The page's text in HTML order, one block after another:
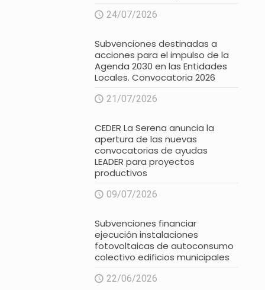
24/07/2026
Subvenciones destinadas a
acciones para el impulso de la
Agenda 2030 en las Entidades
Locales. Convocatoria 2026
21/07/2026
CEDER La Serena anuncia la
apertura de las nuevas
convocatorias de ayudas
LEADER para proyectos
productivos
09/07/2026
Subvenciones financiar
ejecución instalaciones
fotovoltaicas de autoconsumo
colectivo edificios municipales
22/06/2026